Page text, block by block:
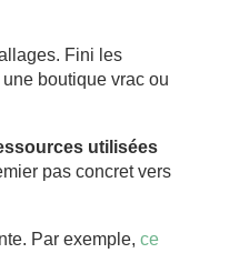
Fini les
boutique vrac ou
utilisées
pas concret vers
Par exemple, ce